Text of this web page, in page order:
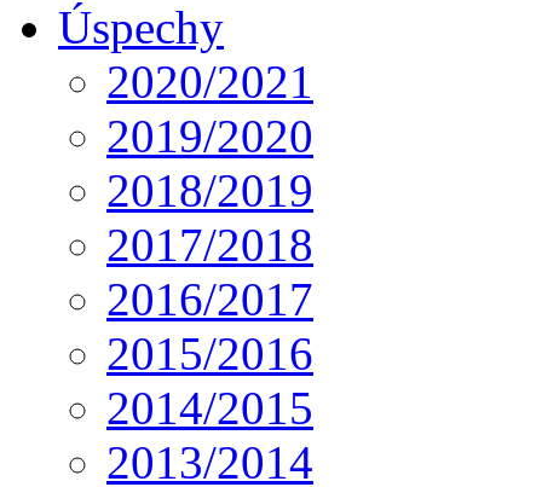
Úspechy
2020/2021
2019/2020
2018/2019
2017/2018
2016/2017
2015/2016
2014/2015
2013/2014